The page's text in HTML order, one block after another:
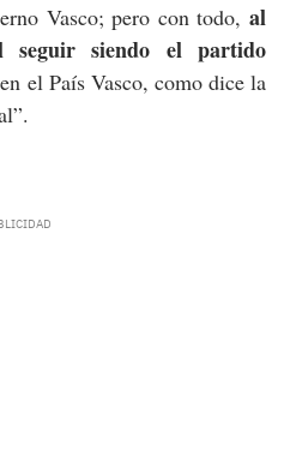
Vasco; pero con todo, al
siendo el partido
el País Vasco, como dice la